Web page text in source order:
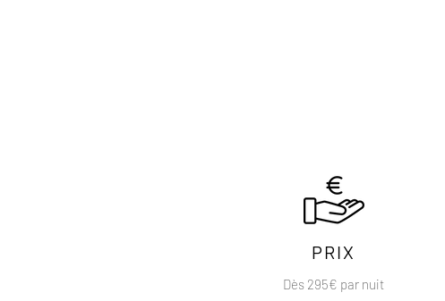
PRIX
Dès 295€ par nuit